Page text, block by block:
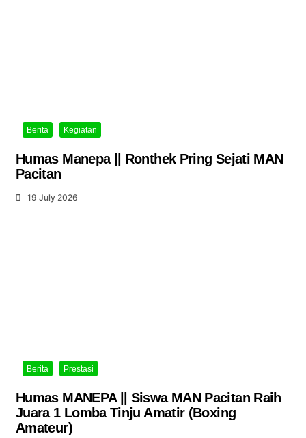
Berita Kegiatan
Humas Manepa || Ronthek Pring Sejati MAN
Pacitan
19 July 2026
Berita Prestasi
Humas MANEPA || Siswa MAN Pacitan Raih
Juara 1 Lomba Tinju Amatir (Boxing
Amateur)